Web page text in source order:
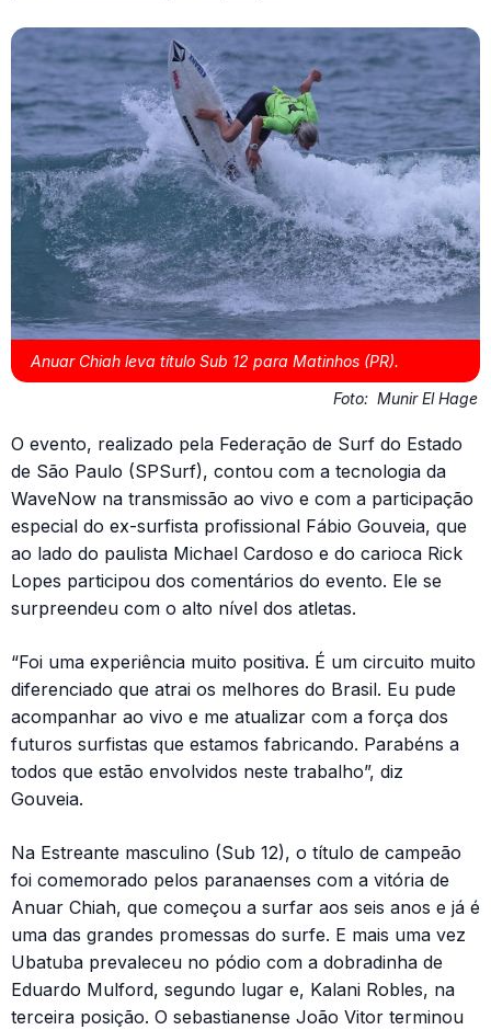
Anuar Chiah leva título Sub 12 para Matinhos (PR).
Foto: Munir El Hage
O evento, realizado pela Federação de Surf do Estado
de São Paulo (SPSurf), contou com a tecnologia da
WaveNow na transmissão ao vivo e com a participação
especial do ex-surfista profissional Fábio Gouveia, que
ao lado do paulista Michael Cardoso e do carioca Rick
Lopes participou dos comentários do evento. Ele se
surpreendeu com o alto nível dos atletas.
“Foi uma experiência muito positiva. É um circuito muito
diferenciado que atrai os melhores do Brasil. Eu pude
acompanhar ao vivo e me atualizar com a força dos
futuros surfistas que estamos fabricando. Parabéns a
todos que estão envolvidos neste trabalho”, diz
Gouveia.
Na Estreante masculino (Sub 12), o título de campeão
foi comemorado pelos paranaenses com a vitória de
Anuar Chiah, que começou a surfar aos seis anos e já é
uma das grandes promessas do surfe. E mais uma vez
Ubatuba prevaleceu no pódio com a dobradinha de
Eduardo Mulford, segundo lugar e, Kalani Robles, na
terceira posição. O sebastianense João Vitor terminou